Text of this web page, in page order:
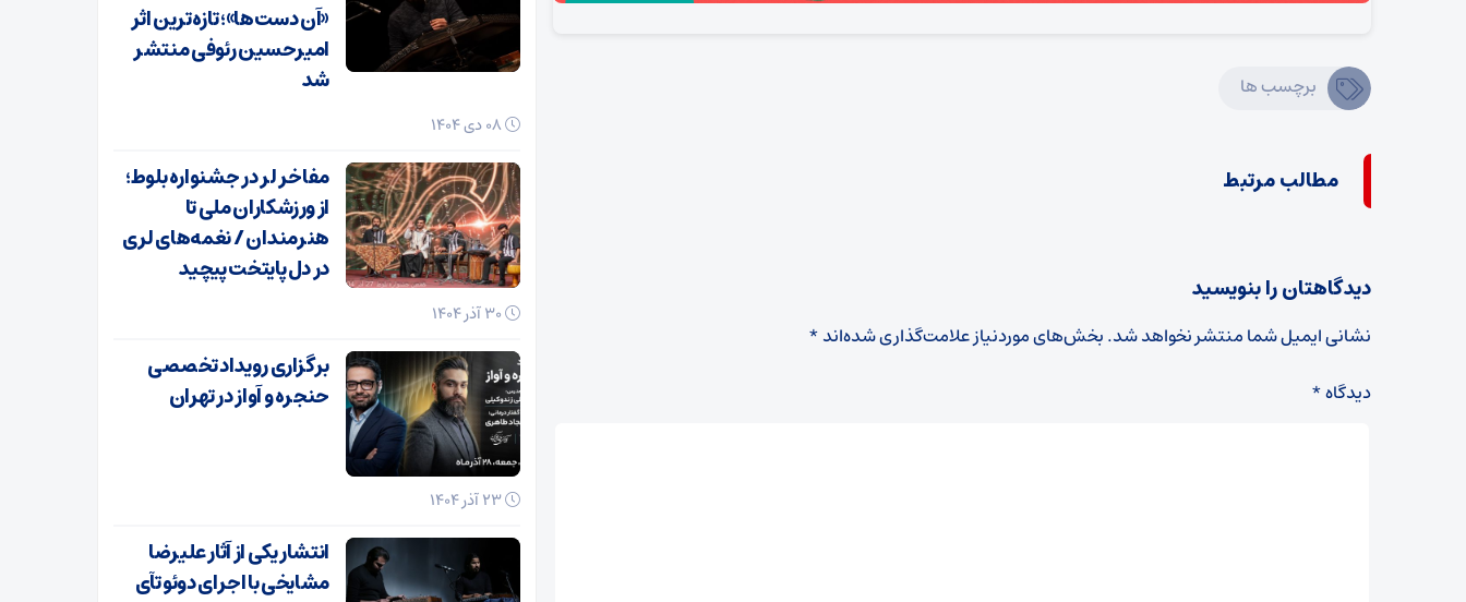
برچسب ها
مطالب مرتبط
دیدگاهتان را بنویسید
نشانی ایمیل شما منتشر نخواهد شد.بخش‌های موردنیاز علامت‌گذاری شده‌اند*
دیدگاه*
«آن دست‌ها»؛ تازه‌ترین اثر
امیرحسین رئوفی منتشر
شد
مفاخر لر در جشنواره بلوط؛
از ورزشکاران ملی تا
هنرمندان / نغمه‌های لری
در دل پایتخت پیچید
برگزاری رویداد تخصصی
حنجره و آواز در تهران
انتشار یکی از آثار علیرضا
مشایخی با اجرای دوئو تآی